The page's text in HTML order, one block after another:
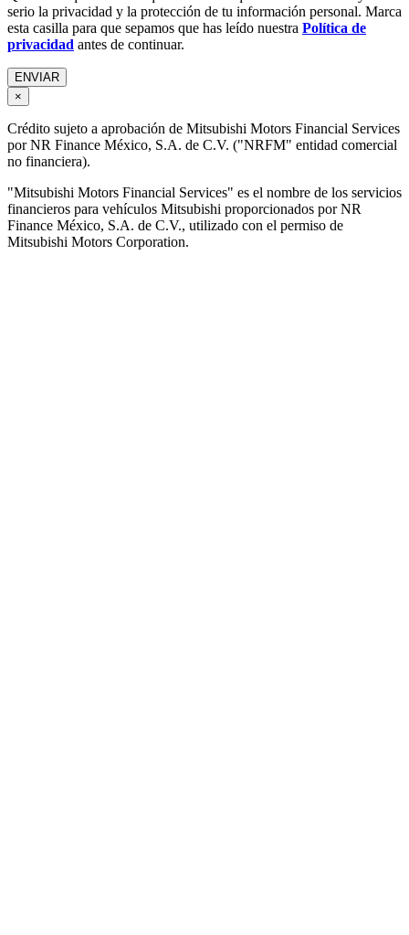
serio la privacidad y la protección de tu información personal. Marca
esta casilla para que sepamos que has leído nuestra Política de
privacidad antes de continuar.
×
Crédito sujeto a aprobación de Mitsubishi Motors Financial Services
por NR Finance México, S.A. de C.V. ("NRFM" entidad comercial
no financiera).
"Mitsubishi Motors Financial Services" es el nombre de los servicios
financieros para vehículos Mitsubishi proporcionados por NR
Finance México, S.A. de C.V., utilizado con el permiso de
Mitsubishi Motors Corporation.